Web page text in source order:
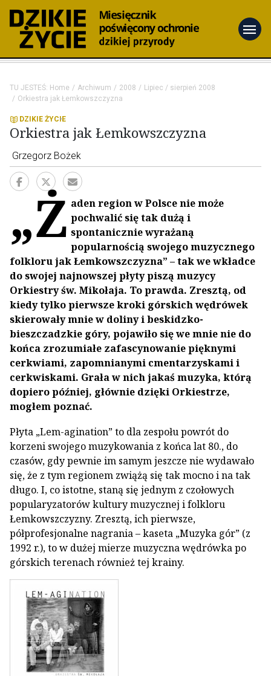
menu
TU JESTEŚ: Home Archiwum 2008
Lipiec / sierpień 2008
Orkiestra jak Łemkowszczyzna
DZIKIE ŻYCIE
Orkiestra jak Łemkowszczyzna
Grzegorz Bożek
„Ż aden region w Polsce nie może
pochwalić się tak dużą i
spontanicznie wyrażaną
popularnością swojego muzycznego
folkloru jak Łemkowszczyzna” – tak we wkładce
do swojej najnowszej płyty piszą muzycy
Orkiestry św. Mikołaja. To prawda. Zresztą, od
kiedy tylko pierwsze kroki górskich wędrówek
skierowały mnie w doliny i beskidzko-
bieszczadzkie góry, pojawiło się we mnie nie do
końca zrozumiałe zafascynowanie pięknymi
cerkwiami, zapomnianymi cmentarzyskami i
cerkwiskami. Grała w nich jakaś muzyka, którą
dopiero później, głównie dzięki Orkiestrze,
mogłem poznać.
Płyta „Lem-agination” to dla zespołu powrót do
korzeni swojego muzykowania z końca lat 80., do
czasów, gdy pewnie im samym jeszcze nie wydawało
się, że z tym regionem zwiążą się tak mocno i na tak
długo. I, co istotne, staną się jednym z czołowych
popularyzatorów kultury muzycznej i folkloru
Łemkowszczyzny. Zresztą, ich pierwsze,
półprofesjonalne nagrania – kaseta „Muzyka gór” (z
1992 r.), to w dużej mierze muzyczna wędrówka po
górskich terenach również tej krainy.